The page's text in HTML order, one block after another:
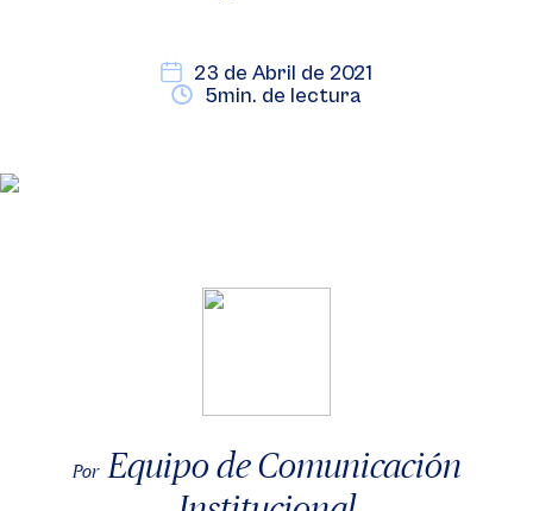
23 de Abril de 2021
5min. de lectura
Por Equipo de Comunicación